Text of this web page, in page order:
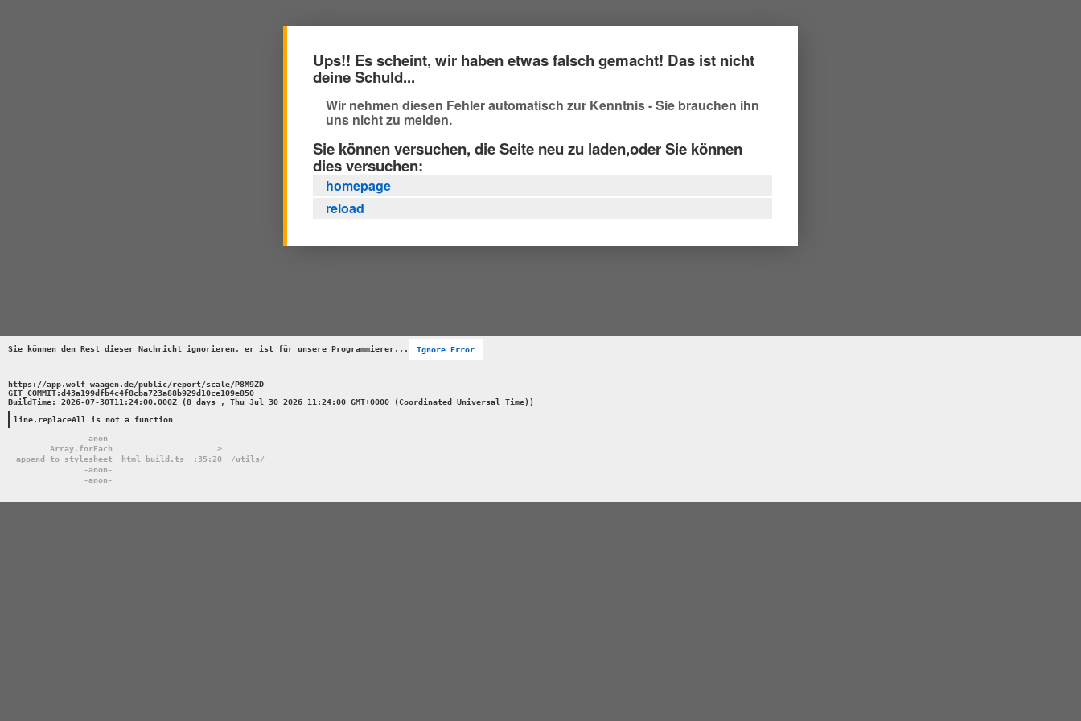
Ups!! Es scheint, wir haben etwas falsch gemacht! Das ist nicht
deine Schuld...
Wir nehmen diesen Fehler automatisch zur Kenntnis - Sie brauchen ihn
uns nicht zu melden.
Sie können versuchen, die Seite neu zu laden,oder Sie können
dies versuchen:
homepage
reload
Sie können den Rest dieser Nachricht ignorieren, er ist für unsere Programmierer... Ignore Error
https://app.wolf-waagen.de/public/report/scale/P8M9ZD
GIT_COMMIT:d43a199dfb4c4f8cba723a88b929d10ce109e850
BuildTime: 2026-07-30T11:24:00.000Z (8 days , Thu Jul 30 2026 11:24:00 GMT+0000 (Coordinated Universal Time))
line.replaceAll is not a function
-anon-
Array.forEach
>
append_to_stylesheet
html_build.ts :35:20
/utils/
-anon-
-anon-